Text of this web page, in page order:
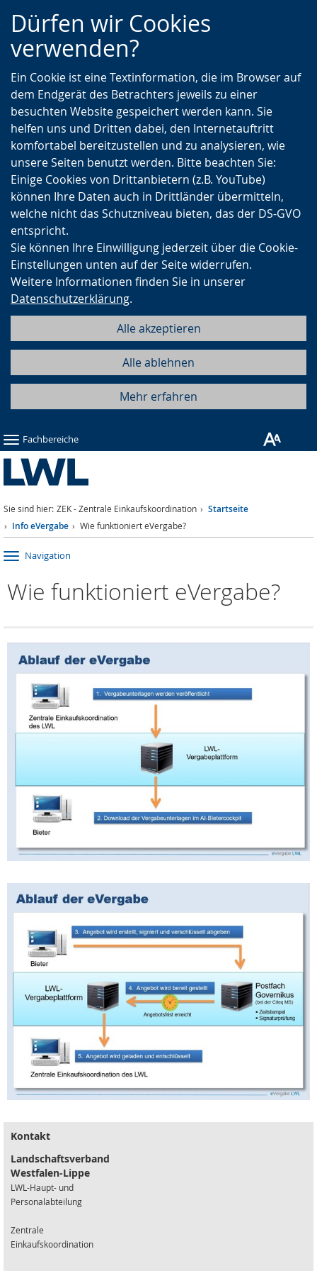
Zur
Hauptnavigation
Zur
Seitennavigation
Zum
Inhalt
Dürfen wir Cookies
verwenden?
Ein Cookie ist eine Textinformation, die im Browser auf
dem Endgerät des Betrachters jeweils zu einer
besuchten Website gespeichert werden kann. Sie
helfen uns und Dritten dabei, den Internetauftritt
komfortabel bereitzustellen und zu analysieren, wie
unsere Seiten benutzt werden. Bitte beachten Sie:
Einige Cookies von Drittanbietern (z.B. YouTube)
können Ihre Daten auch in Drittländer übermitteln,
welche nicht das Schutzniveau bieten, das der DS-GVO
entspricht.
Sie können Ihre Einwilligung jederzeit über die Cookie-
Einstellungen unten auf der Seite widerrufen.
Weitere Informationen finden Sie in unserer
Datenschutzerklärung.
Alle akzeptieren
Alle ablehnen
Mehr erfahren
Fachbereiche
Sie sind hier: ZEK - Zentrale Einkaufskoordination
Startseite
Info eVergabe
Wie funktioniert eVergabe?
Navigation
Wie funktioniert eVergabe?
Kontakt
Landschaftsverband
Westfalen-Lippe
LWL-Haupt- und
Personalabteilung
Zentrale
Einkaufskoordination